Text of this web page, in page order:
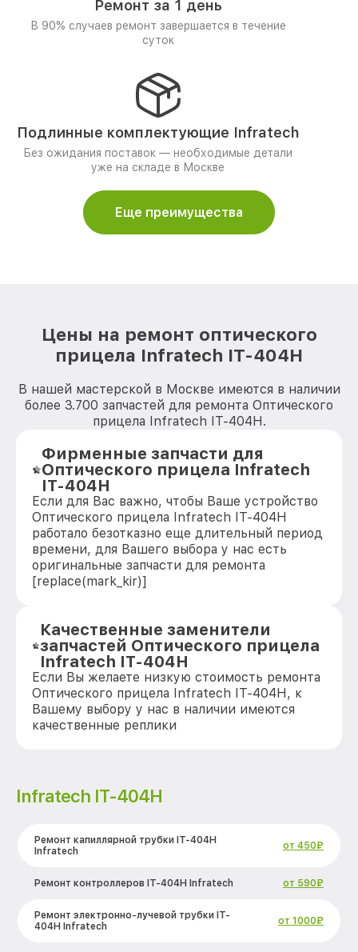
Ремонт за 1 день
В 90% случаев ремонт завершается в течение
суток
Подлинные комплектующие Infratech
Без ожидания поставок — необходимые детали
уже на складе в Москве
Еще преимущества
Цены на ремонт оптического
прицела Infratech IT-404H
В нашей мастерской в Москве имеются в наличии
более 3.700 запчастей для ремонта Оптического
прицела Infratech IT-404H.
Фирменные запчасти для
Оптического прицела Infratech
IT-404H
Если для Вас важно, чтобы Ваше устройство
Оптического прицела Infratech IT-404H
работало безотказно еще длительный период
времени, для Вашего выбора у нас есть
оригинальные запчасти для ремонта
[replace(mark_kir)]
Качественные заменители
запчастей Оптического прицела
Infratech IT-404H
Если Вы желаете низкую стоимость ремонта
Оптического прицела Infratech IT-404H, к
Вашему выбору у нас в наличии имеются
качественные реплики
Infratech IT-404H
Ремонт капиллярной трубки IT-404H
Infratech
от 450₽
Ремонт контроллеров IT-404H Infratech от 590₽
Ремонт электронно-лучевой трубки IT-
404H Infratech
от 1000₽